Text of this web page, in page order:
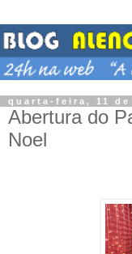
quarta-feira, 11 de
Abertura do
Noel